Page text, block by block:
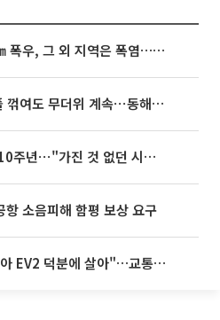
동해안은 시간당 80㎜ 폭우, 그 외 지역은 폭염…‘극과 극 날씨’
[내일 날씨] 폭염 한풀 꺾여도 무더위 계속⋯동해안 이틀 연속 비
임영웅, 어느덧 데뷔 10주년⋯"가진 것 없던 시절, 내 앞엔 20명의 팬뿐"
항 소음피해 함평 보상 요구
'굿 윌 헌팅' 배우 "기아 EV2 덕분에 살아"…교통사고 후 안전성 극찬